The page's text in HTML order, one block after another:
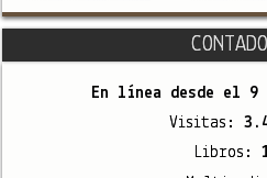
En línea desde el 9
Visitas:
Libros: